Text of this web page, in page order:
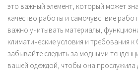
это важный элемент, который может
качество работы и самочувствие
важно учитывать материалы,
климатические условия и требования
забывайте следить за модными
вашей одеждой, чтобы она прослужила